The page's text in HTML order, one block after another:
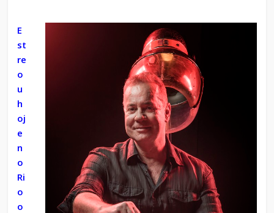
E
st
re
o
u
h
oj
e
n
o
Ri
o
o